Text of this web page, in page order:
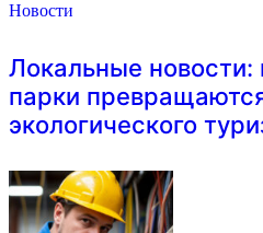
Новости
Локальные новости:
парки
экологического